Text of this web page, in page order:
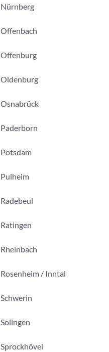
Nürnberg
Offenbach
Offenburg
Oldenburg
Osnabrück
Paderborn
Potsdam
Pulheim
Radebeul
Ratingen
Rheinbach
Rosenheim / Inntal
Schwerin
Solingen
Sprockhövel